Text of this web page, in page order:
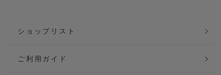
ショップリスト
ご利用ガイド